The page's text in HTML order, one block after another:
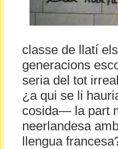
classe de llatí
generacions
seria del tot
¿a qui se li
cosida— la part
neerlandesa
llengua